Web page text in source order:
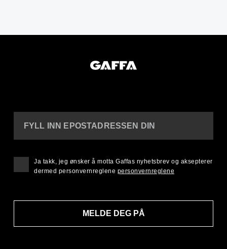
FYLL INN EPOSTADRESSEN DIN
MELDE DEG PÅ
Ja takk, jeg ønsker å motta Gaffas nyhetsbrev og aksepterer
dermed personvernreglene personvernreglene